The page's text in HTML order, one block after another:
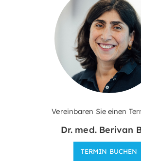
Vereinbaren Sie einen
Dr. med. Berivan
TERMIN BUCHEN